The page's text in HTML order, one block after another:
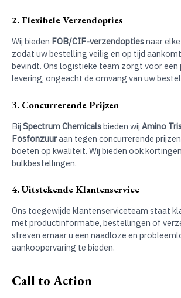
2. Flexibele Verzendopties
Wij bieden FOB/CIF-verzendoptiesnaar
zodat uw bestelling veilig en op tijd
bevindt. Ons logistieke team zorgt voor
levering, ongeacht de omvang van uw
3. Concurrerende Prijzen
Bij Spectrum Chemicalsbieden wij Amino
Fosfonzuuraan tegen concurrerende
boeten op kwaliteit. Wij bieden ook
bulkbestellingen.
4. Uitstekende Klantenservice
Ons toegewijde klantenserviceteam staat
met productinformatie, bestellingen of
streven ernaar u een naadloze en
aankoopervaring te bieden.
Call to Action